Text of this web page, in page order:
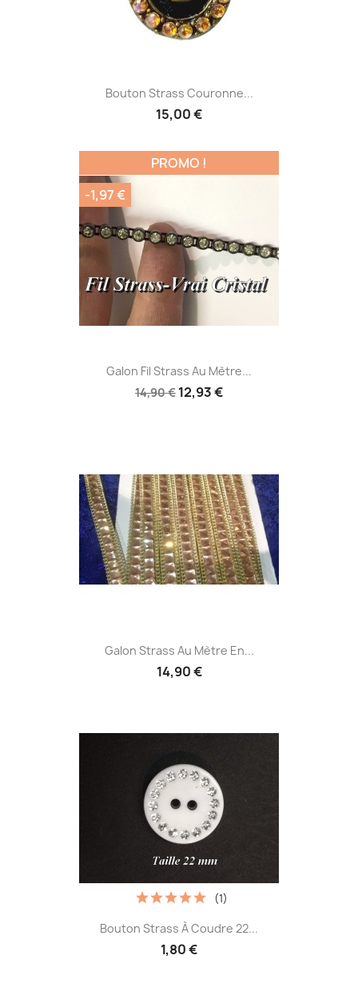
Bouton Strass Couronne...
15,00 €
Galon Fil Strass Au Mètre...
14,90 € 12,93 €
PROMO !
-1,97 €
Galon Strass Au Mètre En...
14,90 €
Bouton Strass À Coudre 22...
1,80 €
(1)